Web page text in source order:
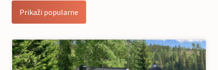
Prikaži popularne